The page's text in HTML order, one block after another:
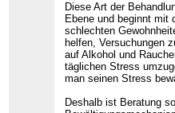
Diese Art der
Ebene und beginnt mit
schlechten
helfen, Versuchungen
auf Alkohol und
täglichen Stress
man seinen Stress
Deshalb ist Beratung